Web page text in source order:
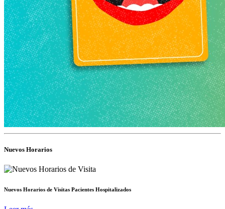
Nuevos Horarios
Nuevos Horarios de Visitas Pacientes Hospitalizados